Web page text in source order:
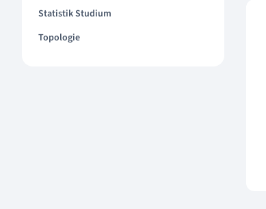
Statistik Studium
Topologie